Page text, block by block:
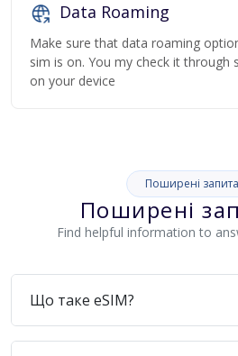
Data Roaming
Make sure that data roaming
sim is on. You my check it through
on your device
Поширені
Поширені
Find helpful information to
Що таке eSIM?